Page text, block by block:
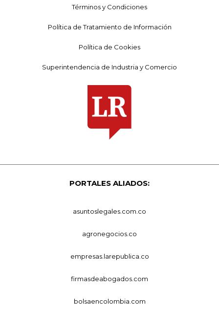
Términos y Condiciones
Política de Tratamiento de Información
Política de Cookies
Superintendencia de Industria y Comercio
PORTALES ALIADOS:
asuntoslegales.com.co
agronegocios.co
empresas.larepublica.co
firmasdeabogados.com
bolsaencolombia.com